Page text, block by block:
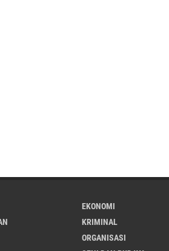
EKONOMI
KRIMINAL
ORGANISASI